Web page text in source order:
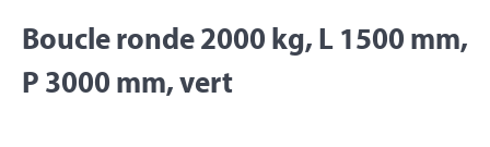
Boucle ronde 2000 kg, L 1500 mm,
P 3000 mm, vert